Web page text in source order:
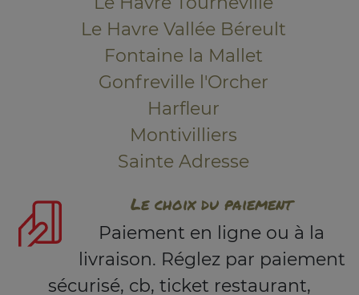
Le Havre Vallée Béreult
Fontaine la Mallet
Gonfreville l'Orcher
Harfleur
Montivilliers
Sainte Adresse
Le choix du paiement
Paiement en ligne ou à la
livraison. Réglez par paiement
sécurisé, cb, ticket restaurant,